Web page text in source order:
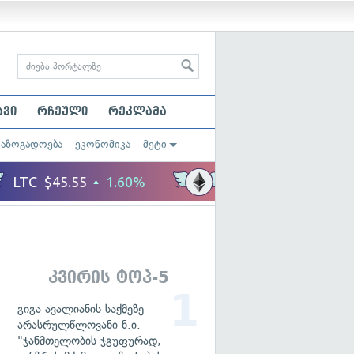
რჩეული რეკლამა
ეკონომიკა მეტი
კვირის ტოპ-5
გიგა ავალიანის საქმეზე
არასრულწლოვანი ნ.ი.
"ჯანმთელობის ჯგუფურად,